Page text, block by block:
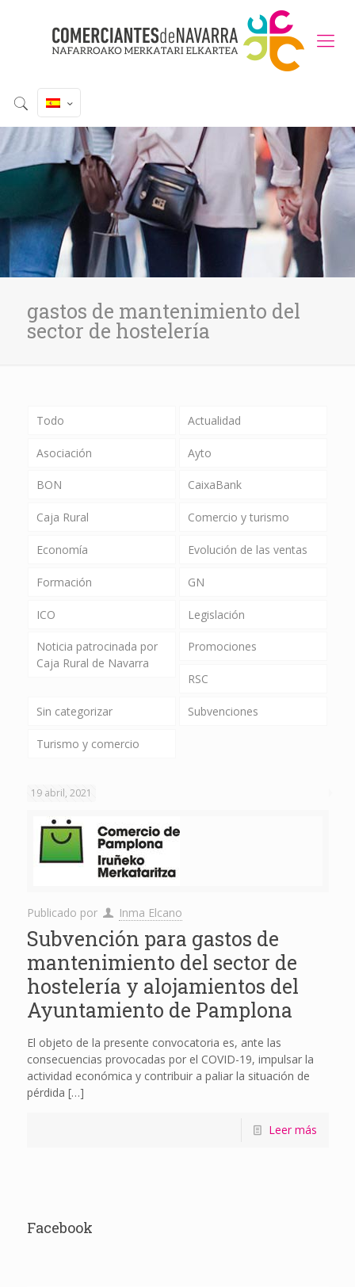
gastos de mantenimiento del
sector de hostelería
Todo Actualidad
Asociación Ayto
BON CaixaBank
Caja Rural Comercio y turismo
Economía Evolución de las ventas
Formación GN
ICO Legislación
Noticia patrocinada por
Caja Rural de Navarra
Promociones
RSC
Sin categorizar Subvenciones
Turismo y comercio
19 abril, 2021
Publicado por Inma Elcano
Subvención para gastos de
mantenimiento del sector de
hostelería y alojamientos del
Ayuntamiento de Pamplona
El objeto de la presente convocatoria es, ante las
consecuencias provocadas por el COVID-19, impulsar la
actividad económica y contribuir a paliar la situación de
pérdida […]
Leer más
Facebook